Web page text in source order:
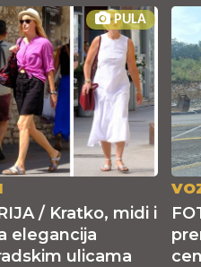
PULA
/ Kratko, midi i
elegancija
ulicama